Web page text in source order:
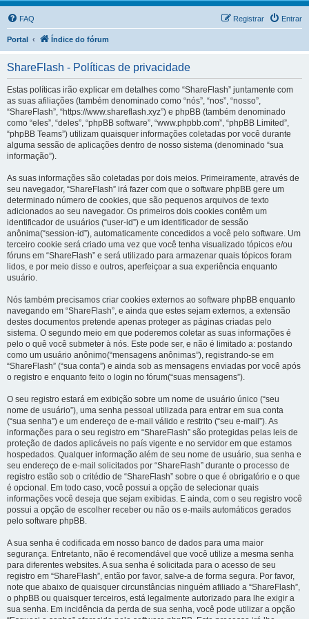
FAQ Entrar
Registrar
Portal Índice do fórum
ShareFlash - Políticas de privacidade
Estas políticas irão explicar em detalhes como “ShareFlash” juntamente com
as suas afiliações (também denominado como “nós”, “nos”, “nosso”,
“ShareFlash”, “https://www.shareflash.xyz”) e phpBB (também denominado
como “eles”, “deles”, “phpBB software”, “www.phpbb.com”, “phpBB Limited”,
“phpBB Teams”) utilizam quaisquer informações coletadas por você durante
alguma sessão de aplicações dentro de nosso sistema (denominado “sua
informação”).
As suas informações são coletadas por dois meios. Primeiramente, através de
seu navegador, “ShareFlash” irá fazer com que o software phpBB gere um
determinado número de cookies, que são pequenos arquivos de texto
adicionados ao seu navegador. Os primeiros dois cookies contêm um
identificador de usuários (“user-id”) e um identificador de sessão
anônima(“session-id”), automaticamente concedidos a você pelo software. Um
terceiro cookie será criado uma vez que você tenha visualizado tópicos e/ou
fóruns em “ShareFlash” e será utilizado para armazenar quais tópicos foram
lidos, e por meio disso e outros, aperfeiçoar a sua experiência enquanto
usuário.
Nós também precisamos criar cookies externos ao software phpBB enquanto
navegando em “ShareFlash”, e ainda que estes sejam externos, a extensão
destes documentos pretende apenas proteger as páginas criadas pelo
sistema. O segundo meio em que poderemos coletar as suas informações é
pelo o quê você submeter à nós. Este pode ser, e não é limitado a: postando
como um usuário anônimo(“mensagens anônimas”), registrando-se em
“ShareFlash” (“sua conta”) e ainda sob as mensagens enviadas por você após
o registro e enquanto feito o login no fórum(“suas mensagens”).
O seu registro estará em exibição sobre um nome de usuário único (“seu
nome de usuário”), uma senha pessoal utilizada para entrar em sua conta
(“sua senha”) e um endereço de e-mail válido e restrito (“seu e-mail”). As
informações para o seu registro em “ShareFlash” são protegidas pelas leis de
proteção de dados aplicáveis no país vigente e no servidor em que estamos
hospedados. Qualquer informação além de seu nome de usuário, sua senha e
seu endereço de e-mail solicitados por “ShareFlash” durante o processo de
registro estão sob o critédio de “ShareFlash” sobre o que é obrigatório e o que
é opcional. Em todo caso, você possui a opção de selecionar quais
informações você deseja que sejam exibidas. E ainda, com o seu registro você
possui a opção de escolher receber ou não os e-mails automáticos gerados
pelo software phpBB.
A sua senha é codificada em nosso banco de dados para uma maior
segurança. Entretanto, não é recomendável que você utilize a mesma senha
para diferentes websites. A sua senha é solicitada para o acesso de seu
registro em “ShareFlash”, então por favor, salve-a de forma segura. Por favor,
note que abaixo de quaisquer circunstâncias ninguém afiliado a “ShareFlash”,
o phpBB ou quaisquer terceiros, está legalmente autorizado para lhe exigir a
sua senha. Em incidência da perda de sua senha, você pode utilizar a opção